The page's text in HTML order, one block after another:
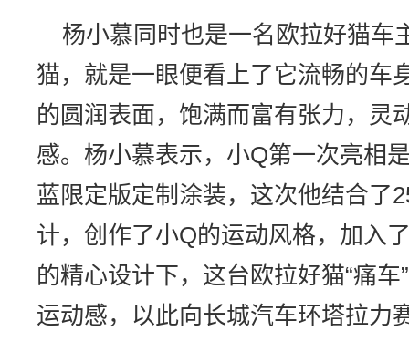
杨小慕同时也是一名欧拉好猫车
猫，就是一眼便看上了它流畅的车
的圆润表面，饱满而富有张力，灵
感。杨小慕表示，小Q第一次亮相
蓝限定版定制涂装，这次他结合了
计，创作了小Q的运动风格，加入
的精心设计下，这台欧拉好猫“痛
运动感，以此向长城汽车环塔拉力